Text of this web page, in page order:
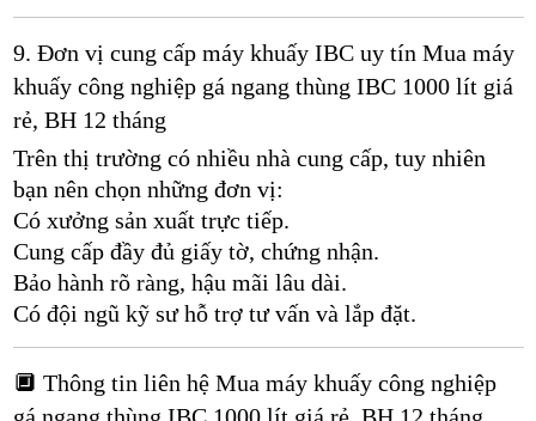
9. Đơn vị cung cấp máy khuấy IBC uy tín Mua máy
khuấy công nghiệp gá ngang thùng IBC 1000 lít giá
rẻ, BH 12 tháng
Trên thị trường có nhiều nhà cung cấp, tuy nhiên
bạn nên chọn những đơn vị:
Có xưởng sản xuất trực tiếp.
Cung cấp đầy đủ giấy tờ, chứng nhận.
Bảo hành rõ ràng, hậu mãi lâu dài.
Có đội ngũ kỹ sư hỗ trợ tư vấn và lắp đặt.
🔲 Thông tin liên hệ Mua máy khuấy công nghiệp
gá ngang thùng IBC 1000 lít giá rẻ, BH 12 tháng